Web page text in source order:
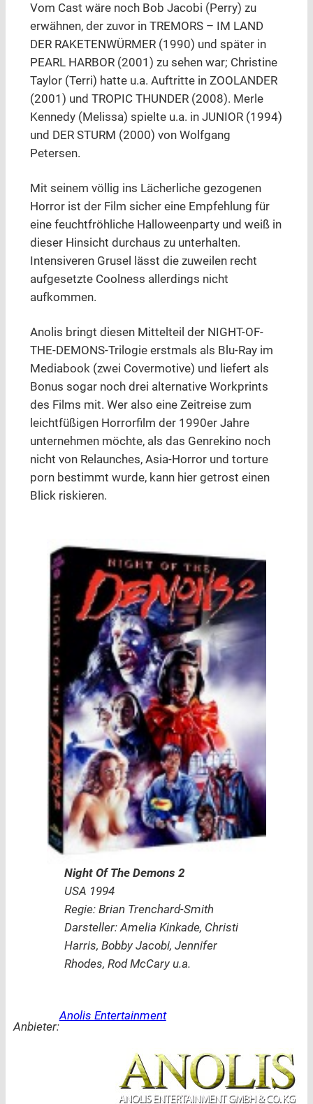
Vom Cast wäre noch Bob Jacobi (Perry) zu
erwähnen, der zuvor in TREMORS – IM LAND
DER RAKETENWÜRMER (1990) und später in
PEARL HARBOR (2001) zu sehen war; Christine
Taylor (Terri) hatte u.a. Auftritte in ZOOLANDER
(2001) und TROPIC THUNDER (2008). Merle
Kennedy (Melissa) spielte u.a. in JUNIOR (1994)
und DER STURM (2000) von Wolfgang
Petersen.
Mit seinem völlig ins Lächerliche gezogenen
Horror ist der Film sicher eine Empfehlung für
eine feuchtfröhliche Halloweenparty und weiß in
dieser Hinsicht durchaus zu unterhalten.
Intensiveren Grusel lässt die zuweilen recht
aufgesetzte Coolness allerdings nicht
aufkommen.
Anolis bringt diesen Mittelteil der NIGHT-OF-
THE-DEMONS-Trilogie erstmals als Blu-Ray im
Mediabook (zwei Covermotive) und liefert als
Bonus sogar noch drei alternative Workprints
des Films mit. Wer also eine Zeitreise zum
leichtfüßigen Horrorfilm der 1990er Jahre
unternehmen möchte, als das Genrekino noch
nicht von Relaunches, Asia-Horror und torture
porn bestimmt wurde, kann hier getrost einen
Blick riskieren.
Night Of The Demons 2
USA 1994
Regie: Brian Trenchard-Smith
Darsteller: Amelia Kinkade, Christi
Harris, Bobby Jacobi, Jennifer
Rhodes, Rod McCary u.a.
Anbieter:
Anolis Entertainment